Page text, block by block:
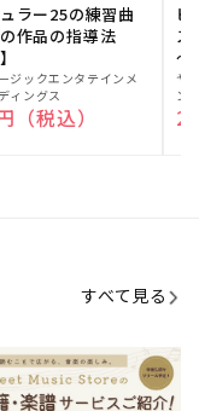
ラー25の練習曲
作品の指導法
ジックエンタテインメ
ィングス
（税込）
ピ
ス
～
販
売
元:
ヤ
ン
すべて見る